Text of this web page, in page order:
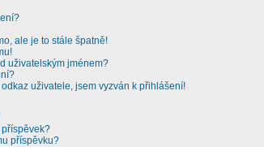
ale je to stále špatně!
uživatelským jménem?
uživatele, jsem vyzván k přihlášení!
příspěvku?